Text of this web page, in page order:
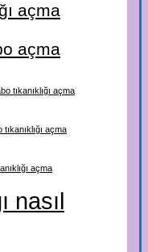
açma
açma
tıkanıklığı açma
açma
açma
nasıl